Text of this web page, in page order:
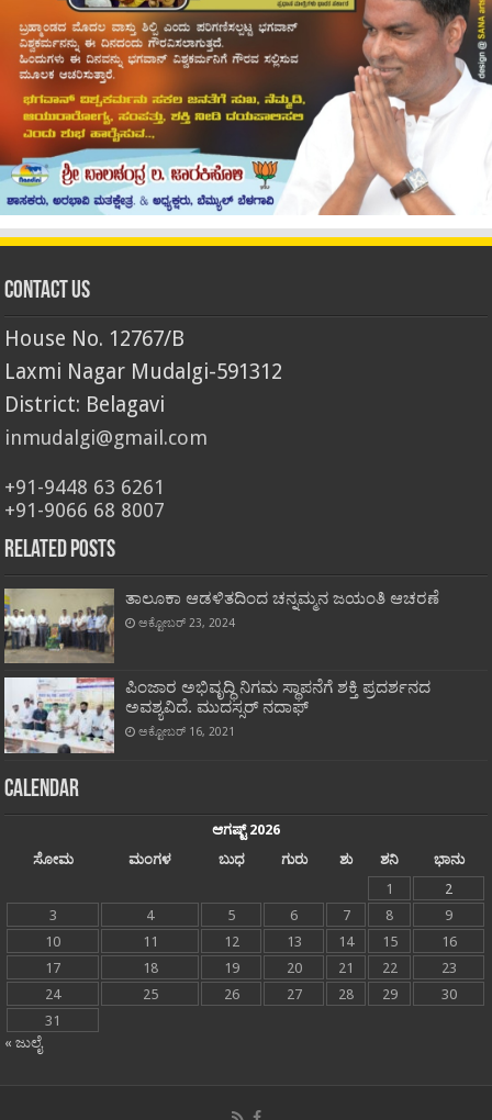
Contact Us
House No. 12767/B
Laxmi Nagar Mudalgi-591312
District: Belagavi
inmudalgi@gmail.com
+91-9448 63 6261
+91-9066 68 8007
Related Posts
ತಾಲೂಕಾ ಆಡಳಿತದಿಂದ ಚನ್ನಮ್ಮನ ಜಯಂತಿ ಆಚರಣೆ
ಅಕ್ಟೋಬರ್ 23, 2024
ಪಿಂಜಾರ ಅಭಿವೃದ್ಧಿ ನಿಗಮ ಸ್ಥಾಪನೆಗೆ ಶಕ್ತಿ ಪ್ರದರ್ಶನದ
ಅವಶ್ಯವಿದೆ. ಮುದಸ್ಸರ್ ನದಾಫ್
ಅಕ್ಟೋಬರ್ 16, 2021
Calendar
ಆಗಷ್ಟ್ 2026
ಸೋಮ
ಮಂಗಳ ಬುಧ ಗುರು ಶು ಶನಿ
ಭಾನು
1
2
3
4 5 6 7 8
9
10
11 12 13 14 15
16
17
18 19 20 21 22
23
24
25 26 27 28 29
30
31
« ಜುಲೈ